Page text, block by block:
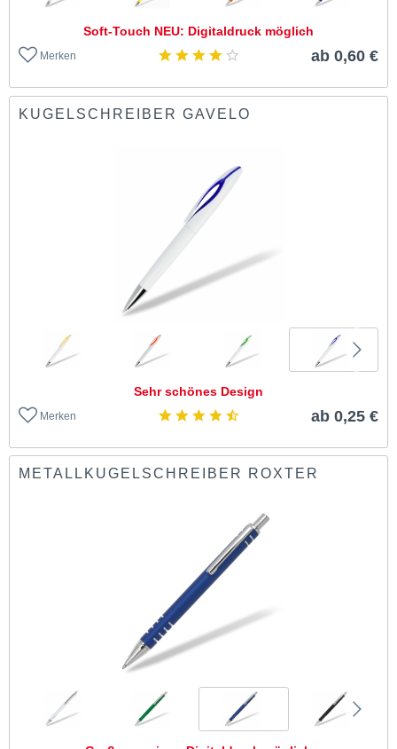
Soft-Touch NEU: Digitaldruck möglich
Merken ab 0,60 €
KUGELSCHREIBER GAVELO
Sehr schönes Design
Merken ab 0,25 €
METALLKUGELSCHREIBER ROXTER